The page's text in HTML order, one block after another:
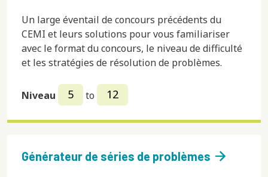
Un large éventail de concours précédents du
CEMI et leurs solutions pour vous familiariser
avec le format du concours, le niveau de difficulté
et les stratégies de résolution de problèmes.
Niveau 5 to 12
Générateur de séries de problèmes arrow_forward